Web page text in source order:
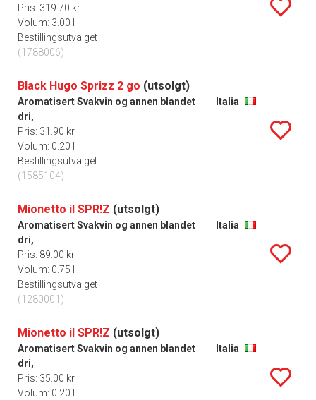
Pris: 319.70 kr
Volum: 3.00 l
Bestillingsutvalget
(1788006)
Black Hugo Sprizz 2 go (utsolgt)
Aromatisert Svakvin og annen blandet
dri,
Italia
Pris: 31.90 kr
Volum: 0.20 l
Bestillingsutvalget
(1585104)
Mionetto il SPR!Z (utsolgt)
Aromatisert Svakvin og annen blandet
dri,
Italia
Pris: 89.00 kr
Volum: 0.75 l
Bestillingsutvalget
(1280001)
Mionetto il SPR!Z (utsolgt)
Aromatisert Svakvin og annen blandet
dri,
Italia
Pris: 35.00 kr
Volum: 0.20 l